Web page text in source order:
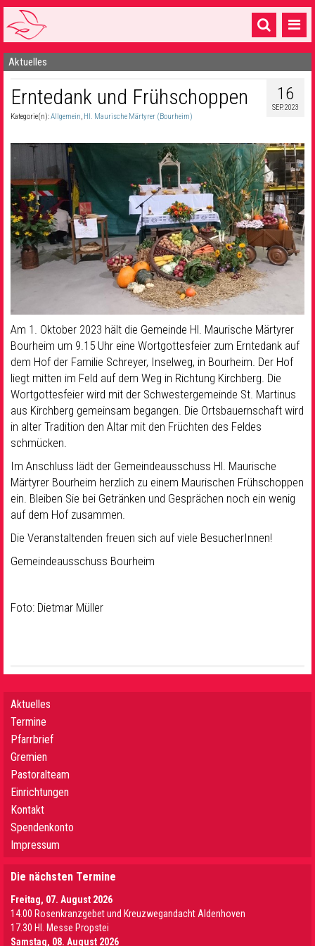
Startseite
1 Pfarrei
16 Gemeinden & mehr
Gottesdienste & Sinnsuche
Sakramente & Feste
Gemeinschaft & Soziales
Musik& Kultur
Seelsorge & Kontakt
Aktuelles
16
SEP. 2023
Erntedank und Frühschoppen
Kategorie(n):Allgemein, Hl. Maurische Märtyrer (Bourheim)
Am 1. Oktober 2023 hält die Gemeinde Hl. Maurische Märtyrer
Bourheim um 9.15 Uhr eine Wortgottesfeier zum Erntedank auf
dem Hof der Familie Schreyer, Inselweg, in Bourheim. Der Hof
liegt mitten im Feld auf dem Weg in Richtung Kirchberg. Die
Wortgottesfeier wird mit der Schwestergemeinde St. Martinus
aus Kirchberg gemeinsam begangen. Die Ortsbauernschaft wird
in alter Tradition den Altar mit den Früchten des Feldes
schmücken.
Im Anschluss lädt der Gemeindeausschuss Hl. Maurische
Märtyrer Bourheim herzlich zu einem Maurischen Frühschoppen
ein. Bleiben Sie bei Getränken und Gesprächen noch ein wenig
auf dem Hof zusammen.
Die Veranstaltenden freuen sich auf viele BesucherInnen!
Gemeindeausschuss Bourheim
Foto: Dietmar Müller
Aktuelles
Termine
Pfarrbrief
Gremien
Pastoralteam
Einrichtungen
Kontakt
Spendenkonto
Impressum
Die nächsten Termine
Freitag, 07. August 2026
14.00 Rosenkranzgebet und Kreuzwegandacht Aldenhoven
17.30 Hl. Messe Propstei
Samstag, 08. August 2026